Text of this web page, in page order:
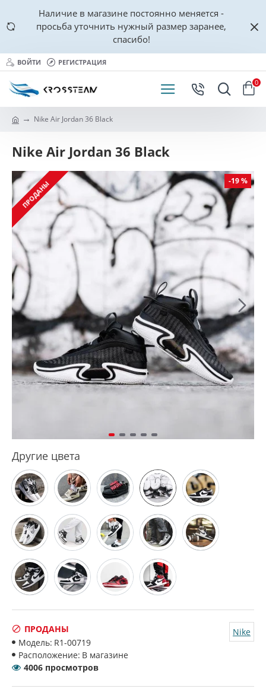
Наличие в магазине постоянно меняется -
просьба уточнить нужный размер заранее,
спасибо!
ВОЙТИ РЕГИСТРАЦИЯ
0
Nike Air Jordan 36 Black
Nike Air Jordan 36 Black
-19 %
ПРОДАНЫ
ПРОДАНЫ
Модель: R1-00719
Расположение: В магазине
Nike
4006 просмотров
Другие цвета